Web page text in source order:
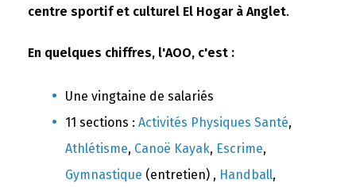
centre sportif et culturel El Hogar à Anglet.
En quelques chiffres, l'AOO, c'est :
Une vingtaine de salariés
11 sections : Activités Physiques Santé,
Athlétisme, Canoë Kayak, Escrime,
Gymnastique (entretien) , Handball,